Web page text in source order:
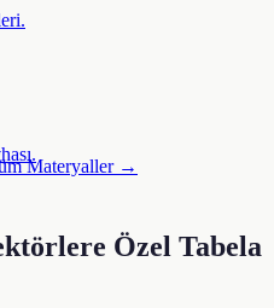
Materyaller →
Özel Tabela